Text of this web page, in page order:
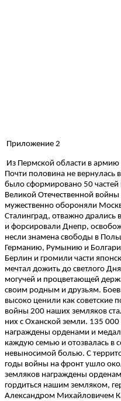
Приложение 2
Из Пермской области в
Почти половина не вернулась
было сформировано 50 частей
Великой Отечественной
мужественно обороняли
Сталинград, отважно дрались
и форсировали Днепр,
несли знамена свободы в
Германию, Румынию и
Берлин и громили части
мечтал дожить до светлого
могучей и процветающей
своим родным и друзьям.
высоко ценили как советские
войны 200 наших земляков
них с Оханской земли. 135
награждены орденами и
каждую семью и отозвалась в
невыносимой болью. С
годы войны на фронт ушло
земляков награждены
гордиться нашим земляком,
Александром Михайловичем